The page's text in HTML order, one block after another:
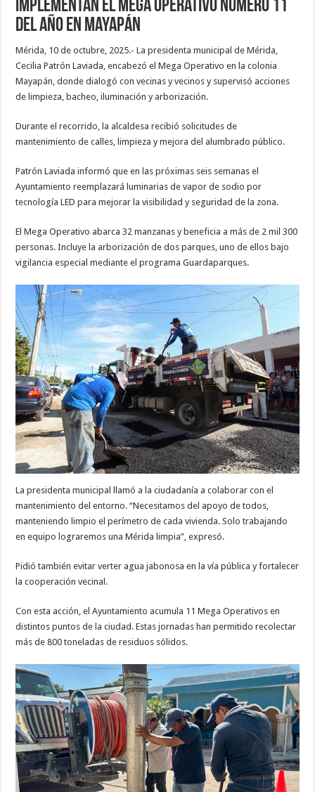
Implementan el Mega Operativo número 11
del año en Mayapán
Mérida, 10 de octubre, 2025.- La presidenta municipal de Mérida,
Cecilia Patrón Laviada, encabezó el Mega Operativo en la colonia
Mayapán, donde dialogó con vecinas y vecinos y supervisó acciones
de limpieza, bacheo, iluminación y arborización.
Durante el recorrido, la alcaldesa recibió solicitudes de
mantenimiento de calles, limpieza y mejora del alumbrado público.
Patrón Laviada informó que en las próximas seis semanas el
Ayuntamiento reemplazará luminarias de vapor de sodio por
tecnología LED para mejorar la visibilidad y seguridad de la zona.
El Mega Operativo abarca 32 manzanas y beneficia a más de 2 mil 300
personas. Incluye la arborización de dos parques, uno de ellos bajo
vigilancia especial mediante el programa Guardaparques.
La presidenta municipal llamó a la ciudadanía a colaborar con el
mantenimiento del entorno. “Necesitamos del apoyo de todos,
manteniendo limpio el perímetro de cada vivienda. Solo trabajando
en equipo lograremos una Mérida limpia”, expresó.
Pidió también evitar verter agua jabonosa en la vía pública y fortalecer
la cooperación vecinal.
Con esta acción, el Ayuntamiento acumula 11 Mega Operativos en
distintos puntos de la ciudad. Estas jornadas han permitido recolectar
más de 800 toneladas de residuos sólidos.